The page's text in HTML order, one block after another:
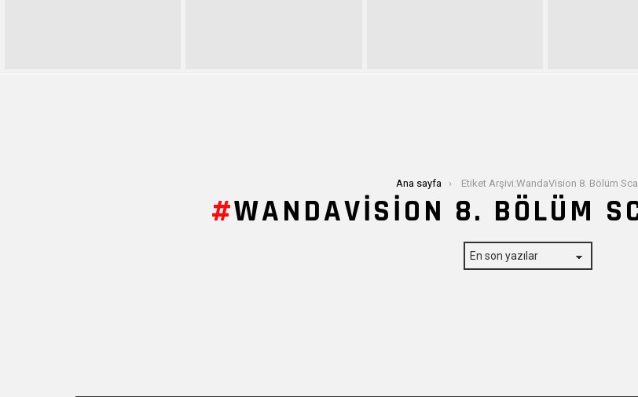
Ana sayfa Etiket Arşivi:WandaVision 8. Bölüm Scarlet
WANDAVISION 8. BÖLÜM